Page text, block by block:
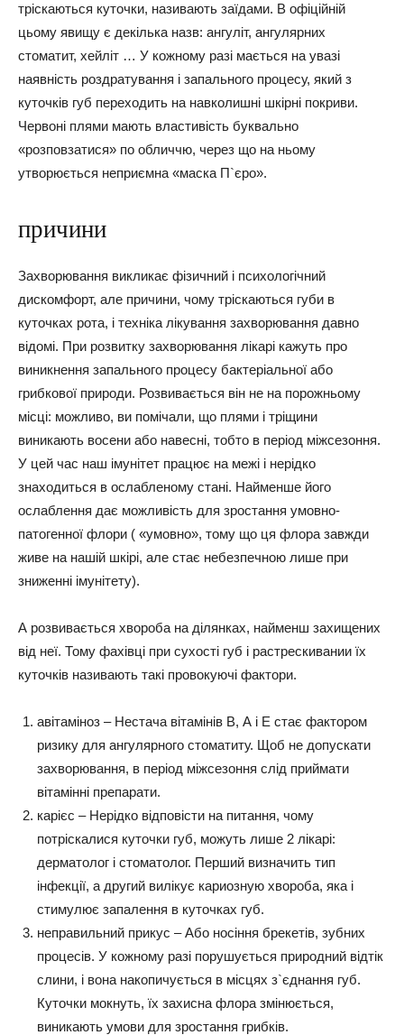
тріскаються куточки, називають заїдами. В офіційній
цьому явищу є декілька назв: ангуліт, ангулярних
стоматит, хейліт … У кожному разі мається на увазі
наявність роздратування і запального процесу, який з
куточків губ переходить на навколишні шкірні покриви.
Червоні плями мають властивість буквально
«розповзатися» по обличчю, через що на ньому
утворюється неприємна «маска П`єро».
причини
Захворювання викликає фізичний і психологічний
дискомфорт, але причини, чому тріскаються губи в
куточках рота, і техніка лікування захворювання давно
відомі. При розвитку захворювання лікарі кажуть про
виникнення запального процесу бактеріальної або
грибкової природи. Розвивається він не на порожньому
місці: можливо, ви помічали, що плями і тріщини
виникають восени або навесні, тобто в період міжсезоння.
У цей час наш імунітет працює на межі і нерідко
знаходиться в ослабленому стані. Найменше його
ослаблення дає можливість для зростання умовно-
патогенної флори ( «умовно», тому що ця флора завжди
живе на нашій шкірі, але стає небезпечною лише при
зниженні імунітету).
А розвивається хвороба на ділянках, найменш захищених
від неї. Тому фахівці при сухості губ і растрескивании їх
куточків називають такі провокуючі фактори.
авітаміноз – Нестача вітамінів В, А і Е стає фактором
ризику для ангулярного стоматиту. Щоб не допускати
захворювання, в період міжсезоння слід приймати
вітамінні препарати.
карієс – Нерідко відповісти на питання, чому
потріскалися куточки губ, можуть лише 2 лікарі:
дерматолог і стоматолог. Перший визначить тип
інфекції, а другий вилікує кариозную хвороба, яка і
стимулює запалення в куточках губ.
неправильний прикус – Або носіння брекетів, зубних
процесів. У кожному разі порушується природний відтік
слини, і вона накопичується в місцях з`єднання губ.
Куточки мокнуть, їх захисна флора змінюється,
виникають умови для зростання грибків.